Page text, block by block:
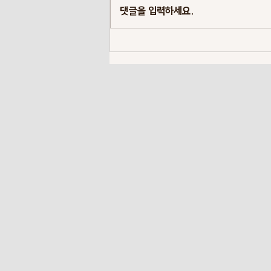
댓글을 입력하세요.